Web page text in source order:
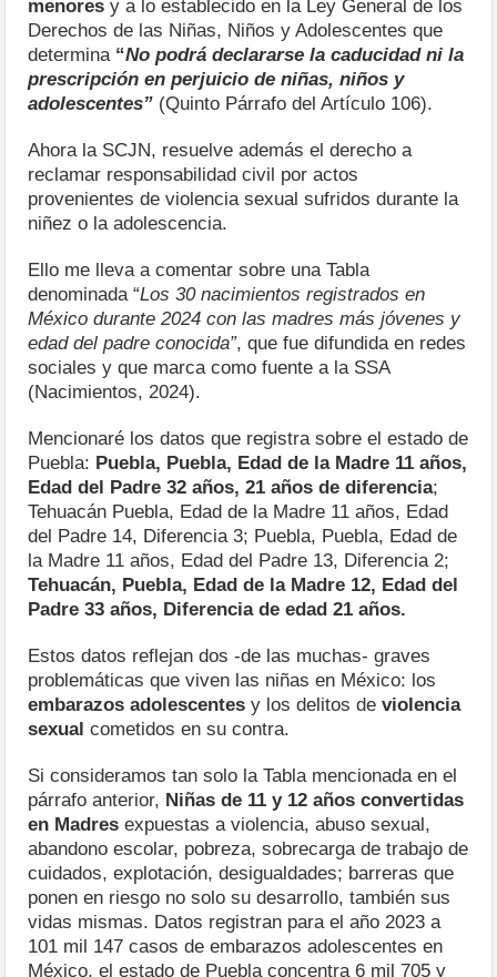
menores y a lo establecido en la Ley General de los
Derechos de las Niñas, Niños y Adolescentes que
determina “No podrá declararse la caducidad ni la
prescripción en perjuicio de niñas, niños y
adolescentes” (Quinto Párrafo del Artículo 106).
Ahora la SCJN, resuelve además el derecho a
reclamar responsabilidad civil por actos
provenientes de violencia sexual sufridos durante la
niñez o la adolescencia.
Ello me lleva a comentar sobre una Tabla
denominada “Los 30 nacimientos registrados en
México durante 2024 con las madres más jóvenes y
edad del padre conocida”, que fue difundida en redes
sociales y que marca como fuente a la SSA
(Nacimientos, 2024).
Mencionaré los datos que registra sobre el estado de
Puebla: Puebla, Puebla, Edad de la Madre 11 años,
Edad del Padre 32 años, 21 años de diferencia;
Tehuacán Puebla, Edad de la Madre 11 años, Edad
del Padre 14, Diferencia 3; Puebla, Puebla, Edad de
la Madre 11 años, Edad del Padre 13, Diferencia 2;
Tehuacán, Puebla, Edad de la Madre 12, Edad del
Padre 33 años, Diferencia de edad 21 años.
Estos datos reflejan dos -de las muchas- graves
problemáticas que viven las niñas en México: los
embarazos adolescentes y los delitos deviolencia
sexual cometidos en su contra.
Si consideramos tan solo la Tabla mencionada en el
párrafo anterior, Niñas de 11 y 12 años convertidas
en Madres expuestas a violencia, abuso sexual,
abandono escolar, pobreza, sobrecarga de trabajo de
cuidados, explotación, desigualdades; barreras que
ponen en riesgo no solo su desarrollo, también sus
vidas mismas. Datos registran para el año 2023 a
101 mil 147 casos de embarazos adolescentes en
México, el estado de Puebla concentra 6 mil 705 y